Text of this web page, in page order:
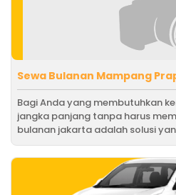
Sewa Bulanan Mampang
Bagi Anda yang membutuhkan
jangka panjang tanpa harus
bulanan jakarta adalah solusi